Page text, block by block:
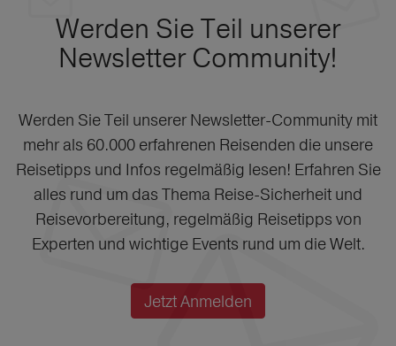
Werden Sie Teil unserer
Newsletter Community!
Werden Sie Teil unserer Newsletter-Community mit
mehr als 60.000 erfahrenen Reisenden die unsere
Reisetipps und Infos regelmäßig lesen! Erfahren Sie
alles rund um das Thema Reise-Sicherheit und
Reisevorbereitung, regelmäßig Reisetipps von
Experten und wichtige Events rund um die Welt.
Jetzt Anmelden